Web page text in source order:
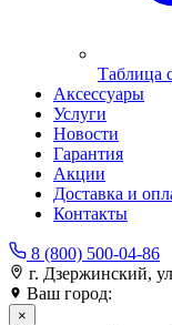
Таблица
Аксессуары
Услуги
Новости
Гарантия
Акции
Доставка и
Контакты
8 (800) 500-04-86
г. Дзержинский,
Ваш город:
×